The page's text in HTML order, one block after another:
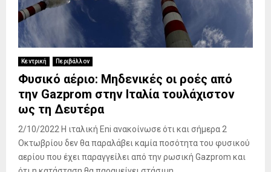
Κεντρική Περιβάλλον
Φυσικό αέριο: Μηδενικές οι ροές από
την Gazprom στην Ιταλία τουλάχιστον
ως τη Δευτέρα
2/10/2022 Η ιταλική Eni ανακοίνωσε ότι και σήμερα 2
Οκτωβρίου δεν θα παραλάβει καμία ποσότητα του φυσικού
αερίου που έχει παραγγείλει από την ρωσική Gazprom και